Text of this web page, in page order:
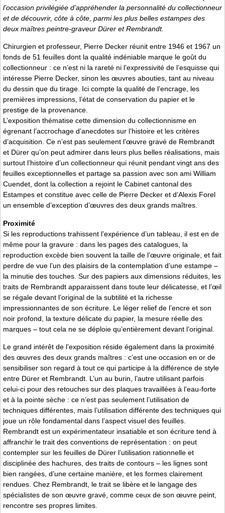
l’occasion privilégiée d’appréhender la personnalité du collectionneur
et de découvrir, côte à côte, parmi les plus belles estampes des
deux maîtres peintre-graveur Dürer et Rembrandt.
Chirurgien et professeur, Pierre Decker réunit entre 1946 et 1967 un
fonds de 51 feuilles dont la qualité indéniable marque le goût du
collectionneur : ce n’est ni la rareté ni l’expressivité de l’esquisse qui
intéresse Pierre Decker, sinon les œuvres abouties, tant au niveau
du dessin que du tirage. Ici compte la qualité de l’encrage, les
premières impressions, l’état de conservation du papier et le
prestige de la provenance.
L’exposition thématise cette dimension du collectionnisme en
égrenant l’accrochage d’anecdotes sur l’histoire et les critères
d’acquisition. Ce n’est pas seulement l’œuvre gravé de Rembrandt
et Dürer qu’on peut admirer dans leurs plus belles réalisations, mais
surtout l’histoire d’un collectionneur qui réunit pendant vingt ans des
feuilles exceptionnelles et partage sa passion avec son ami William
Cuendet, dont la collection a rejoint le Cabinet cantonal des
Estampes et constitue avec celle de Pierre Decker et d’Alexis Forel
un ensemble d’exception d’œuvres des deux grands maîtres.
Proximité
Si les reproductions trahissent l’expérience d’un tableau, il est en de
même pour la gravure : dans les pages des catalogues, la
reproduction excède bien souvent la taille de l’œuvre originale, et fait
perdre de vue l’un des plaisirs de la contemplation d’une estampe –
la minutie des touches. Sur des papiers aux dimensions réduites, les
traits de Rembrandt apparaissent dans toute leur délicatesse, et l’œil
se régale devant l’original de la subtilité et la richesse
impressionnantes de son écriture. Le léger relief de l’encre et son
noir profond, la texture délicate du papier, la mesure réelle des
marques – tout cela ne se déploie qu’entièrement devant l’original.
Le grand intérêt de l’exposition réside également dans la proximité
des œuvres des deux grands maîtres : c’est une occasion en or de
sensibiliser son regard à tout ce qui participe à la différence de style
entre Dürer et Rembrandt. L’un au burin, l’autre utilisant parfois
celui-ci pour des retouches sur des plaques travaillées à l’eau-forte
et à la pointe sèche : ce n’est pas seulement l’utilisation de
techniques différentes, mais l’utilisation différente des techniques qui
joue un rôle fondamental dans l’aspect visuel des feuilles.
Rembrandt est un expérimentateur insatiable et son écriture tend à
affranchir le trait des conventions de représentation : on peut
contempler sur les feuilles de Dürer l’utilisation rationnelle et
disciplinée des hachures, des traits de contours – les lignes sont
bien rangées, d’une certaine manière, et les formes clairement
rendues. Chez Rembrandt, le trait se libère et le langage des
spécialistes de son œuvre gravé, comme ceux de son œuvre peint,
rencontre ses propres limites.